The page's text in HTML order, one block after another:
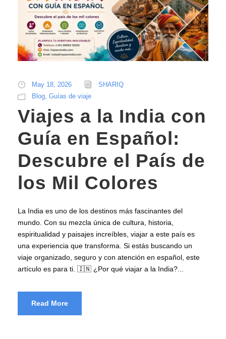
May 18, 2026
SHARIQ
Blog Guías de viaje
Viajes a la India con
Guía en Español:
Descubre el País de
los Mil Colores
La India es uno de los destinos más fascinantes del
mundo. Con su mezcla única de cultura, historia,
espiritualidad y paisajes increíbles, viajar a este país es
una experiencia que transforma. Si estás buscando un
viaje organizado, seguro y con atención en español, este
artículo es para ti. 🇮🇳 ¿Por qué viajar a la India?...
Read More